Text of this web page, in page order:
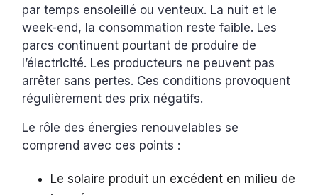
par temps ensoleillé ou venteux. La nuit et le
week-end, la consommation reste faible. Les
parcs continuent pourtant de produire de
l’électricité. Les producteurs ne peuvent pas
arrêter sans pertes. Ces conditions provoquent
régulièrement des prix négatifs.
Le rôle des énergies renouvelables se
comprend avec ces points :
Le solaire produit un excédent en milieu de